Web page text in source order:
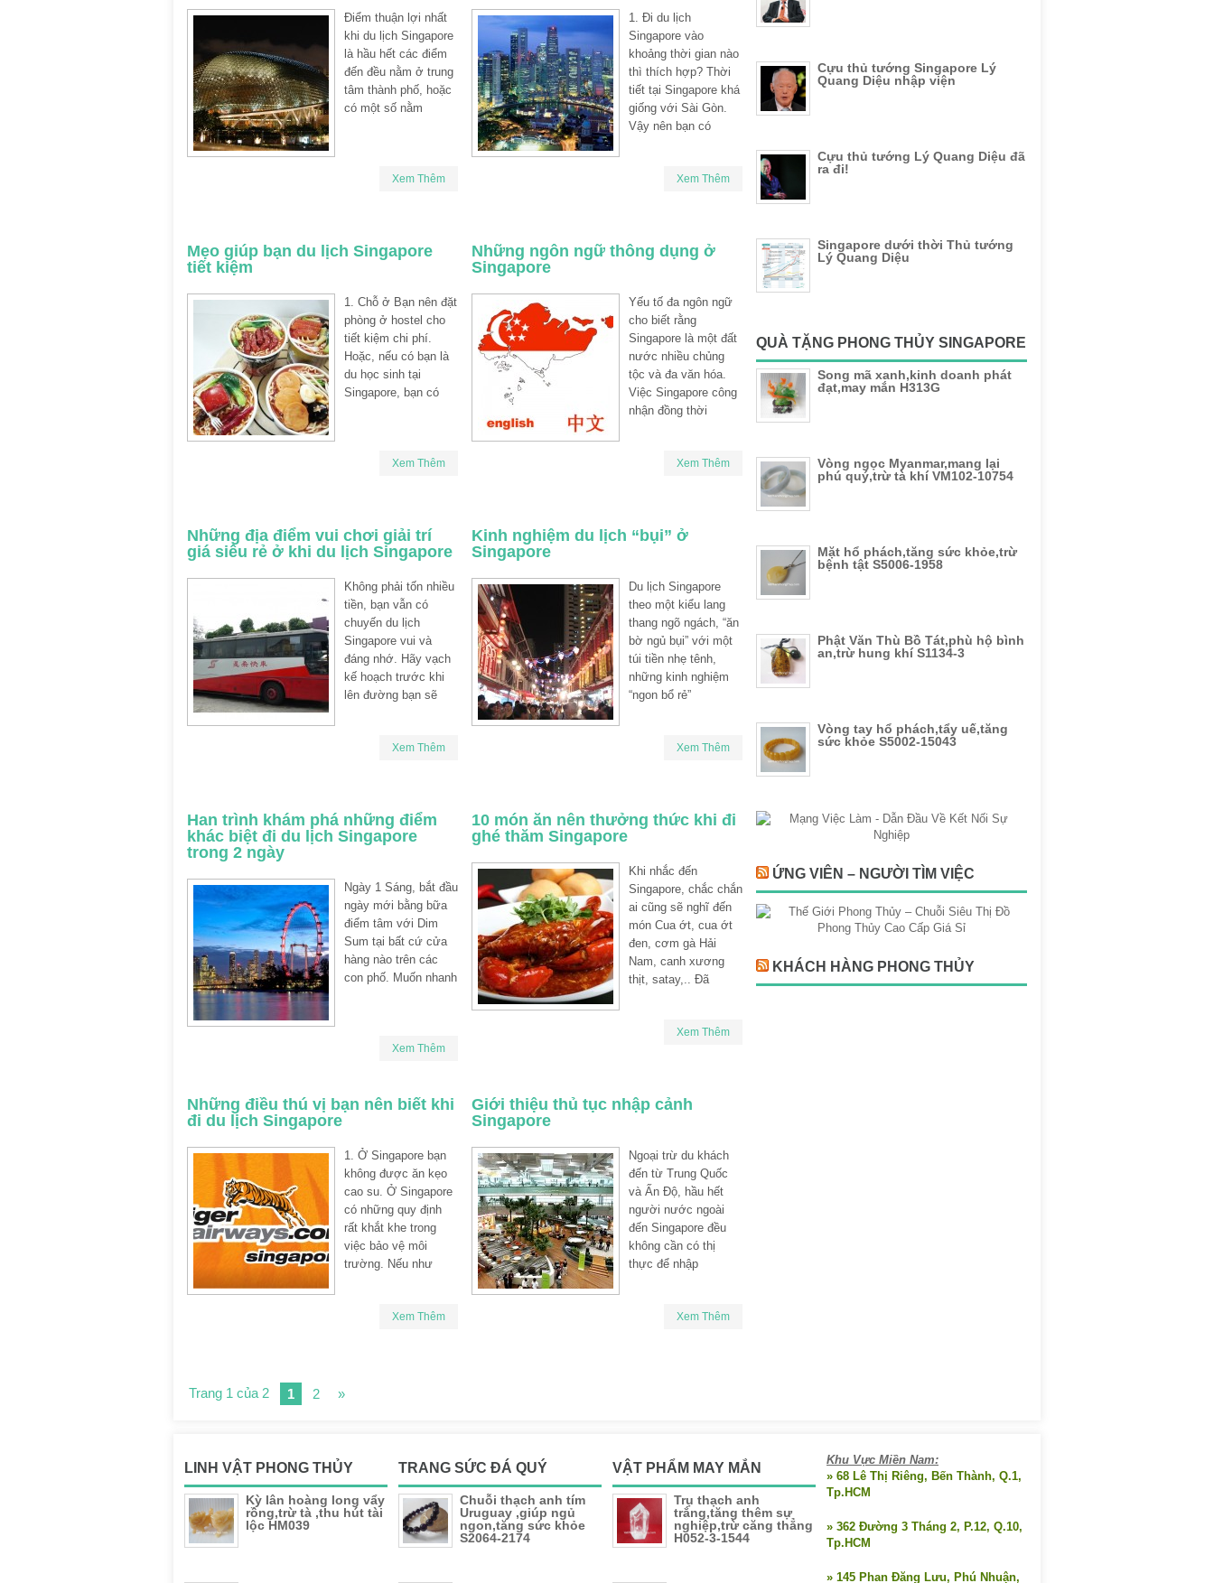
Điểm thuận lợi nhất
khi du lịch Singapore
là hầu hết các điểm
đến đều nằm ở trung
tâm thành phố, hoặc
có một số nằm
Xem Thêm
1. Đi du lịch
Singapore vào
khoảng thời gian nào
thì thích hợp? Thời
tiết tại Singapore khá
giống với Sài Gòn.
Vậy nên bạn có
Xem Thêm
Mẹo giúp bạn du lịch Singapore
tiết kiệm
1. Chỗ ở Bạn nên đặt
phòng ở hostel cho
tiết kiệm chi phí.
Hoặc, nếu có bạn là
du học sinh tại
Singapore, bạn có
Xem Thêm
Những ngôn ngữ thông dụng ở
Singapore
Yếu tố đa ngôn ngữ
cho biết rằng
Singapore là một đất
nước nhiều chủng
tộc và đa văn hóa.
Việc Singapore công
nhận đồng thời
Xem Thêm
Những địa điểm vui chơi giải trí
giá siêu rẻ ở khi du lịch Singapore
Không phải tốn nhiều
tiền, bạn vẫn có
chuyến du lịch
Singapore vui và
đáng nhớ. Hãy vạch
kế hoạch trước khi
lên đường bạn sẽ
Xem Thêm
Kinh nghiệm du lịch “bụi” ở
Singapore
Du lịch Singapore
theo một kiểu lang
thang ngõ ngách, “ăn
bờ ngủ bụi” với một
túi tiền nhẹ tênh,
những kinh nghiệm
“ngon bổ rẻ”
Xem Thêm
Han trình khám phá những điểm
khác biệt đi du lịch Singapore
trong 2 ngày
Ngày 1 Sáng, bắt đầu
ngày mới bằng bữa
điểm tâm với Dim
Sum tại bất cứ cửa
hàng nào trên các
con phố. Muốn nhanh
Xem Thêm
10 món ăn nên thưởng thức khi đi
ghé thăm Singapore
Khi nhắc đến
Singapore, chắc chắn
ai cũng sẽ nghĩ đến
món Cua ớt, cua ớt
đen, cơm gà Hải
Nam, canh xương
thịt, satay,.. Đã
Xem Thêm
Những điều thú vị bạn nên biết khi
đi du lịch Singapore
1. Ở Singapore bạn
không được ăn kẹo
cao su. Ở Singapore
có những quy định
rất khắt khe trong
việc bảo vệ môi
trường. Nếu như
Xem Thêm
Giới thiệu thủ tục nhập cảnh
Singapore
Ngoại trừ du khách
đến từ Trung Quốc
và Ấn Độ, hầu hết
người nước ngoài
đến Singapore đều
không cần có thị
thực để nhập
Xem Thêm
Trang 1 của 2 1 2 »
Cựu thủ tướng Singapore Lý
Quang Diệu nhập viện
Cựu thủ tướng Lý Quang Diệu đã
ra đi!
Singapore dưới thời Thủ tướng
Lý Quang Diệu
QUÀ TẶNG PHONG THỦY SINGAPORE
Song mã xanh,kinh doanh phát
đạt,may mắn H313G
Vòng ngọc Myanmar,mang lại
phú quý,trừ tà khí VM102-10754
Mặt hổ phách,tăng sức khỏe,trừ
bệnh tật S5006-1958
Phật Văn Thù Bồ Tát,phù hộ bình
an,trừ hung khí S1134-3
Vòng tay hổ phách,tẩy uế,tăng
sức khỏe S5002-15043
ỨNG VIÊN – NGƯỜI TÌM VIỆC
KHÁCH HÀNG PHONG THỦY
LINH VẬT PHONG THỦY
Kỳ lân hoàng long vẩy
rồng,trừ tà ,thu hút tài
lộc HM039
TRANG SỨC ĐÁ QUÝ
Chuỗi thạch anh tím
Uruguay ,giúp ngủ
ngon,tăng sức khỏe
S2064-2174
VẬT PHẨM MAY MẮN
Trụ thạch anh
trắng,tăng thêm sự
nghiệp,trừ căng thẳng
H052-3-1544
Khu Vực Miền Nam:
» 68 Lê Thị Riêng, Bến Thành, Q.1,
Tp.HCM
» 362 Đường 3 Tháng 2, P.12, Q.10,
Tp.HCM
» 145 Phan Đăng Lưu, Phú Nhuận,